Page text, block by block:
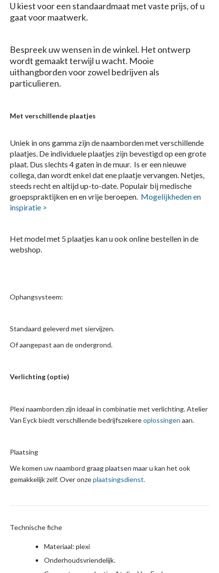
U kiest voor een standaardmaat met vaste prijs, of u
gaat voor maatwerk.
Bespreek uw wensen in de winkel. Het ontwerp
wordt gemaakt terwijl u wacht. Mooie
uithangborden voor zowel bedrijven als
particulieren.
Met verschillende plaatjes
Uniek in ons gamma zijn de naamborden met verschillende
plaatjes. De individuele plaatjes zijn bevestigd op een grote
plaat. Dus slechts 4 gaten in de muur. Is er een nieuwe
collega, dan wordt enkel dat ene plaatje vervangen. Netjes,
steeds recht en altijd up-to-date. Populair bij medische
groepspraktijken en en vrije beroepen. Mogelijkheden en
inspiratie >
Het model met 5 plaatjes kan u ook online bestellen in de
webshop.
Ophangsysteem:
Standaard geleverd met siervijzen.
Of aangepast aan de ondergrond.
Verlichting (optie)
Plexi naamborden zijn ideaal in combinatie met verlichting. Atelier
Van Eyck biedt verschillende bedrijfszekereoplossingen aan.
Plaatsing
We komen uw naambord graag plaatsen maar u kan het ook
gemakkelijk zelf. Over onzeplaatsingsdienst.
Technische fiche
Materiaal: plexi
Onderhoudsvriendelijk.